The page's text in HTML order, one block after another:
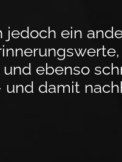
jedoch ein
ebenso
damit